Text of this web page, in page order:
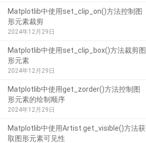
Matplotlib中使用set_clip_on()方法控制图
形元素裁剪
2024年12月29日
Matplotlib中使用set_clip_box()方法裁剪图
形元素
2024年12月29日
Matplotlib中使用get_zorder()方法控制图
形元素的绘制顺序
2024年12月29日
Matplotlib中使用Artist.get_visible()方法获
取图形元素可见性